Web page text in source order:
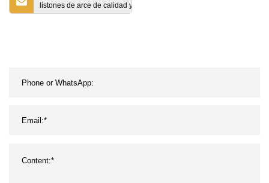
listones de arce de calidad y
accesorios y accesorios de